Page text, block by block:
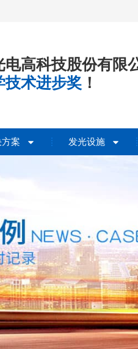
高科技股份有限
技术进步奖 ！
案 发光设施